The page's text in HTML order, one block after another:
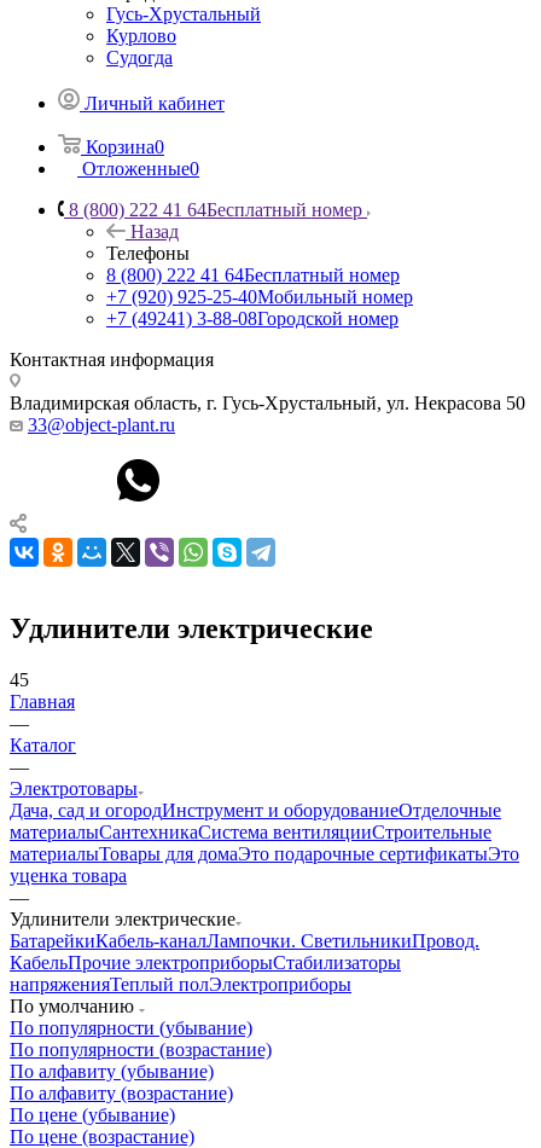
Гусь-Хрустальный
Курлово
Судогда
Личный кабинет
Корзина0
Отложенные0
8 (800) 222 41 64Бесплатный номер
Назад
Телефоны
8 (800) 222 41 64Бесплатный номер
+7 (920) 925-25-40Мобильный номер
+7 (49241) 3-88-08Городской номер
Контактная информация
Владимирская область, г. Гусь-Хрустальный, ул. Некрасова 50
33@object-plant.ru
Удлинители электрические
45
Главная
—
Каталог
—
Электротовары
Дача, сад и огородИнструмент и оборудованиеОтделочные
материалыСантехникаСистема вентиляцииСтроительные
материалыТовары для домаЭто подарочные сертификатыЭто
уценка товара
—
Удлинители электрические
БатарейкиКабель-каналЛампочки. СветильникиПровод.
КабельПрочие электроприборыСтабилизаторы
напряженияТеплый полЭлектроприборы
По умолчанию
По популярности (убывание)
По популярности (возрастание)
По алфавиту (убывание)
По алфавиту (возрастание)
По цене (убывание)
По цене (возрастание)